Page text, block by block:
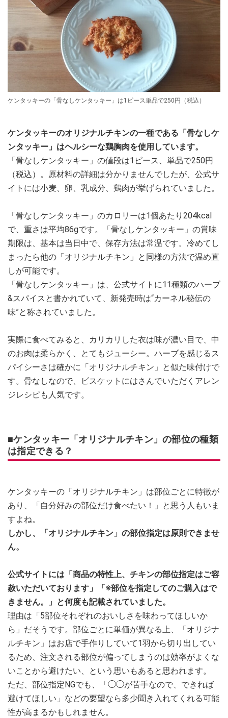
ケンタッキーの「骨なしケンタッキー」は1ピース単品で250円（税込）
ケンタッキーのオリジナルチキンの一種である「骨なしケ
ンタッキー」はヘルシーな鶏胸肉を使用しています。
「骨なしケンタッキー」の値段は1ピース、単品で250円
（税込）。原材料の詳細は分かりませんでしたが、公式サ
イトには小麦、卵、乳成分、鶏肉が挙げられていました。
「骨なしケンタッキー」のカロリーは1個あたり204kcal
で、重さは平均86gです。「骨なしケンタッキー」の賞味
期限は、基本は当日中で、保存方法は常温です。冷めてし
まったら他の「オリジナルチキン」と同様の方法で温め直
しが可能です。
「骨なしケンタッキー」は、公式サイトに11種類のハーブ
&スパイスと書かれていて、新発売時は“カーネル秘伝の
味”と称されていました。
実際に食べてみると、カリカリした衣は味が濃い目で、中
のお肉は柔らかく、とてもジューシー。ハーブを感じるス
パイシーさは確かに「オリジナルチキン」と似た味付けで
す。骨なしなので、ビスケットにはさんでいただくアレン
ジレシピも人気です。
■ケンタッキー「オリジナルチキン」の部位の種類
は指定できる？
ケンタッキーの「オリジナルチキン」は部位ごとに特徴が
あり、「自分好みの部位だけ食べたい！」と思う人もいま
すよね。
しかし、「オリジナルチキン」の部位指定は原則できませ
ん。
公式サイトには「商品の特性上、チキンの部位指定はご容
赦いただいております」「※部位を指定してのご購入はで
きません。」と何度も記載されていました。
理由は「5部位それぞれのおいしさを味わってほしいか
ら」だそうです。部位ごとに単価が異なる上、「オリジナ
ルチキン」はお店で手作りしていて1羽から切り出してい
るため、注文される部位が偏ってしまうのは効率がよくな
いことから避けたい、という思いもあると思われます。
ただ、部位指定NGでも、「◯◯が苦手なので、できれば
避けてほしい」などの要望なら多少聞き入れてくれる可能
性が高まるかもしれません。